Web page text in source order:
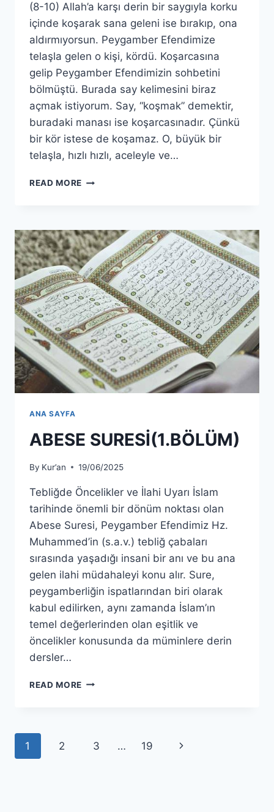
(8-10) Allah’a karşı derin bir saygıyla korku
içinde koşarak sana geleni ise bırakıp, ona
aldırmıyorsun. Peygamber Efendimize
telaşla gelen o kişi, kördü. Koşarcasına
gelip Peygamber Efendimizin sohbetini
bölmüştü. Burada say kelimesini biraz
açmak istiyorum. Say, “koşmak” demektir,
buradaki manası ise koşarcasınadır. Çünkü
bir kör istese de koşamaz. O, büyük bir
telaşla, hızlı hızlı, aceleyle ve…
READ MORE ABESE
ANA SAYFA
ABESE SURESİ(1.BÖLÜM)
By Kur’an 19/06/2025
Tebliğde Öncelikler ve İlahi Uyarı İslam
tarihinde önemli bir dönüm noktası olan
Abese Suresi, Peygamber Efendimiz Hz.
Muhammed’in (s.a.v.) tebliğ çabaları
sırasında yaşadığı insani bir anı ve bu ana
gelen ilahi müdahaleyi konu alır. Sure,
peygamberliğin ispatlarından biri olarak
kabul edilirken, aynı zamanda İslam’ın
temel değerlerinden olan eşitlik ve
öncelikler konusunda da müminlere derin
dersler…
READ MORE ABESE
Page
1 2 3 … 19
Next